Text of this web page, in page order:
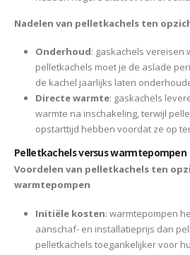
Nadelen van pelletkachels ten
Onderhoud: gaskachels vereisen
pelletkachels moet je de aslade
de kachel jaarlijks laten
Directe warmte: gaskachels
warmte na inschakeling, terwijl
opstarttijd hebben voordat ze op
Pelletkachels versus warmtepompen
Voordelen van pelletkachels ten
warmtepompen
Initiële kosten: warmtepompen
aanschaf- en installatieprijs dan
pelletkachels toegankelijker voor